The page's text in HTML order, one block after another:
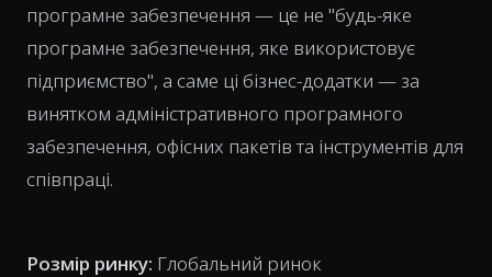
програмне забезпечення — це не "будь-яке
програмне забезпечення, яке використовує
підприємство", а саме ці бізнес-додатки — за
винятком адміністративного програмного
забезпечення, офісних пакетів та інструментів для
співпраці.
Розмір ринку: Глобальний ринок